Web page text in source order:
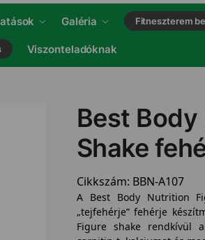
Galéria Fitneszterem
Viszonteladóknak
Best
Shake
Cikkszám: BBN-A107
A Best Body Nutrition
„tejfehérje” fehérje
Figure shake rendkívül